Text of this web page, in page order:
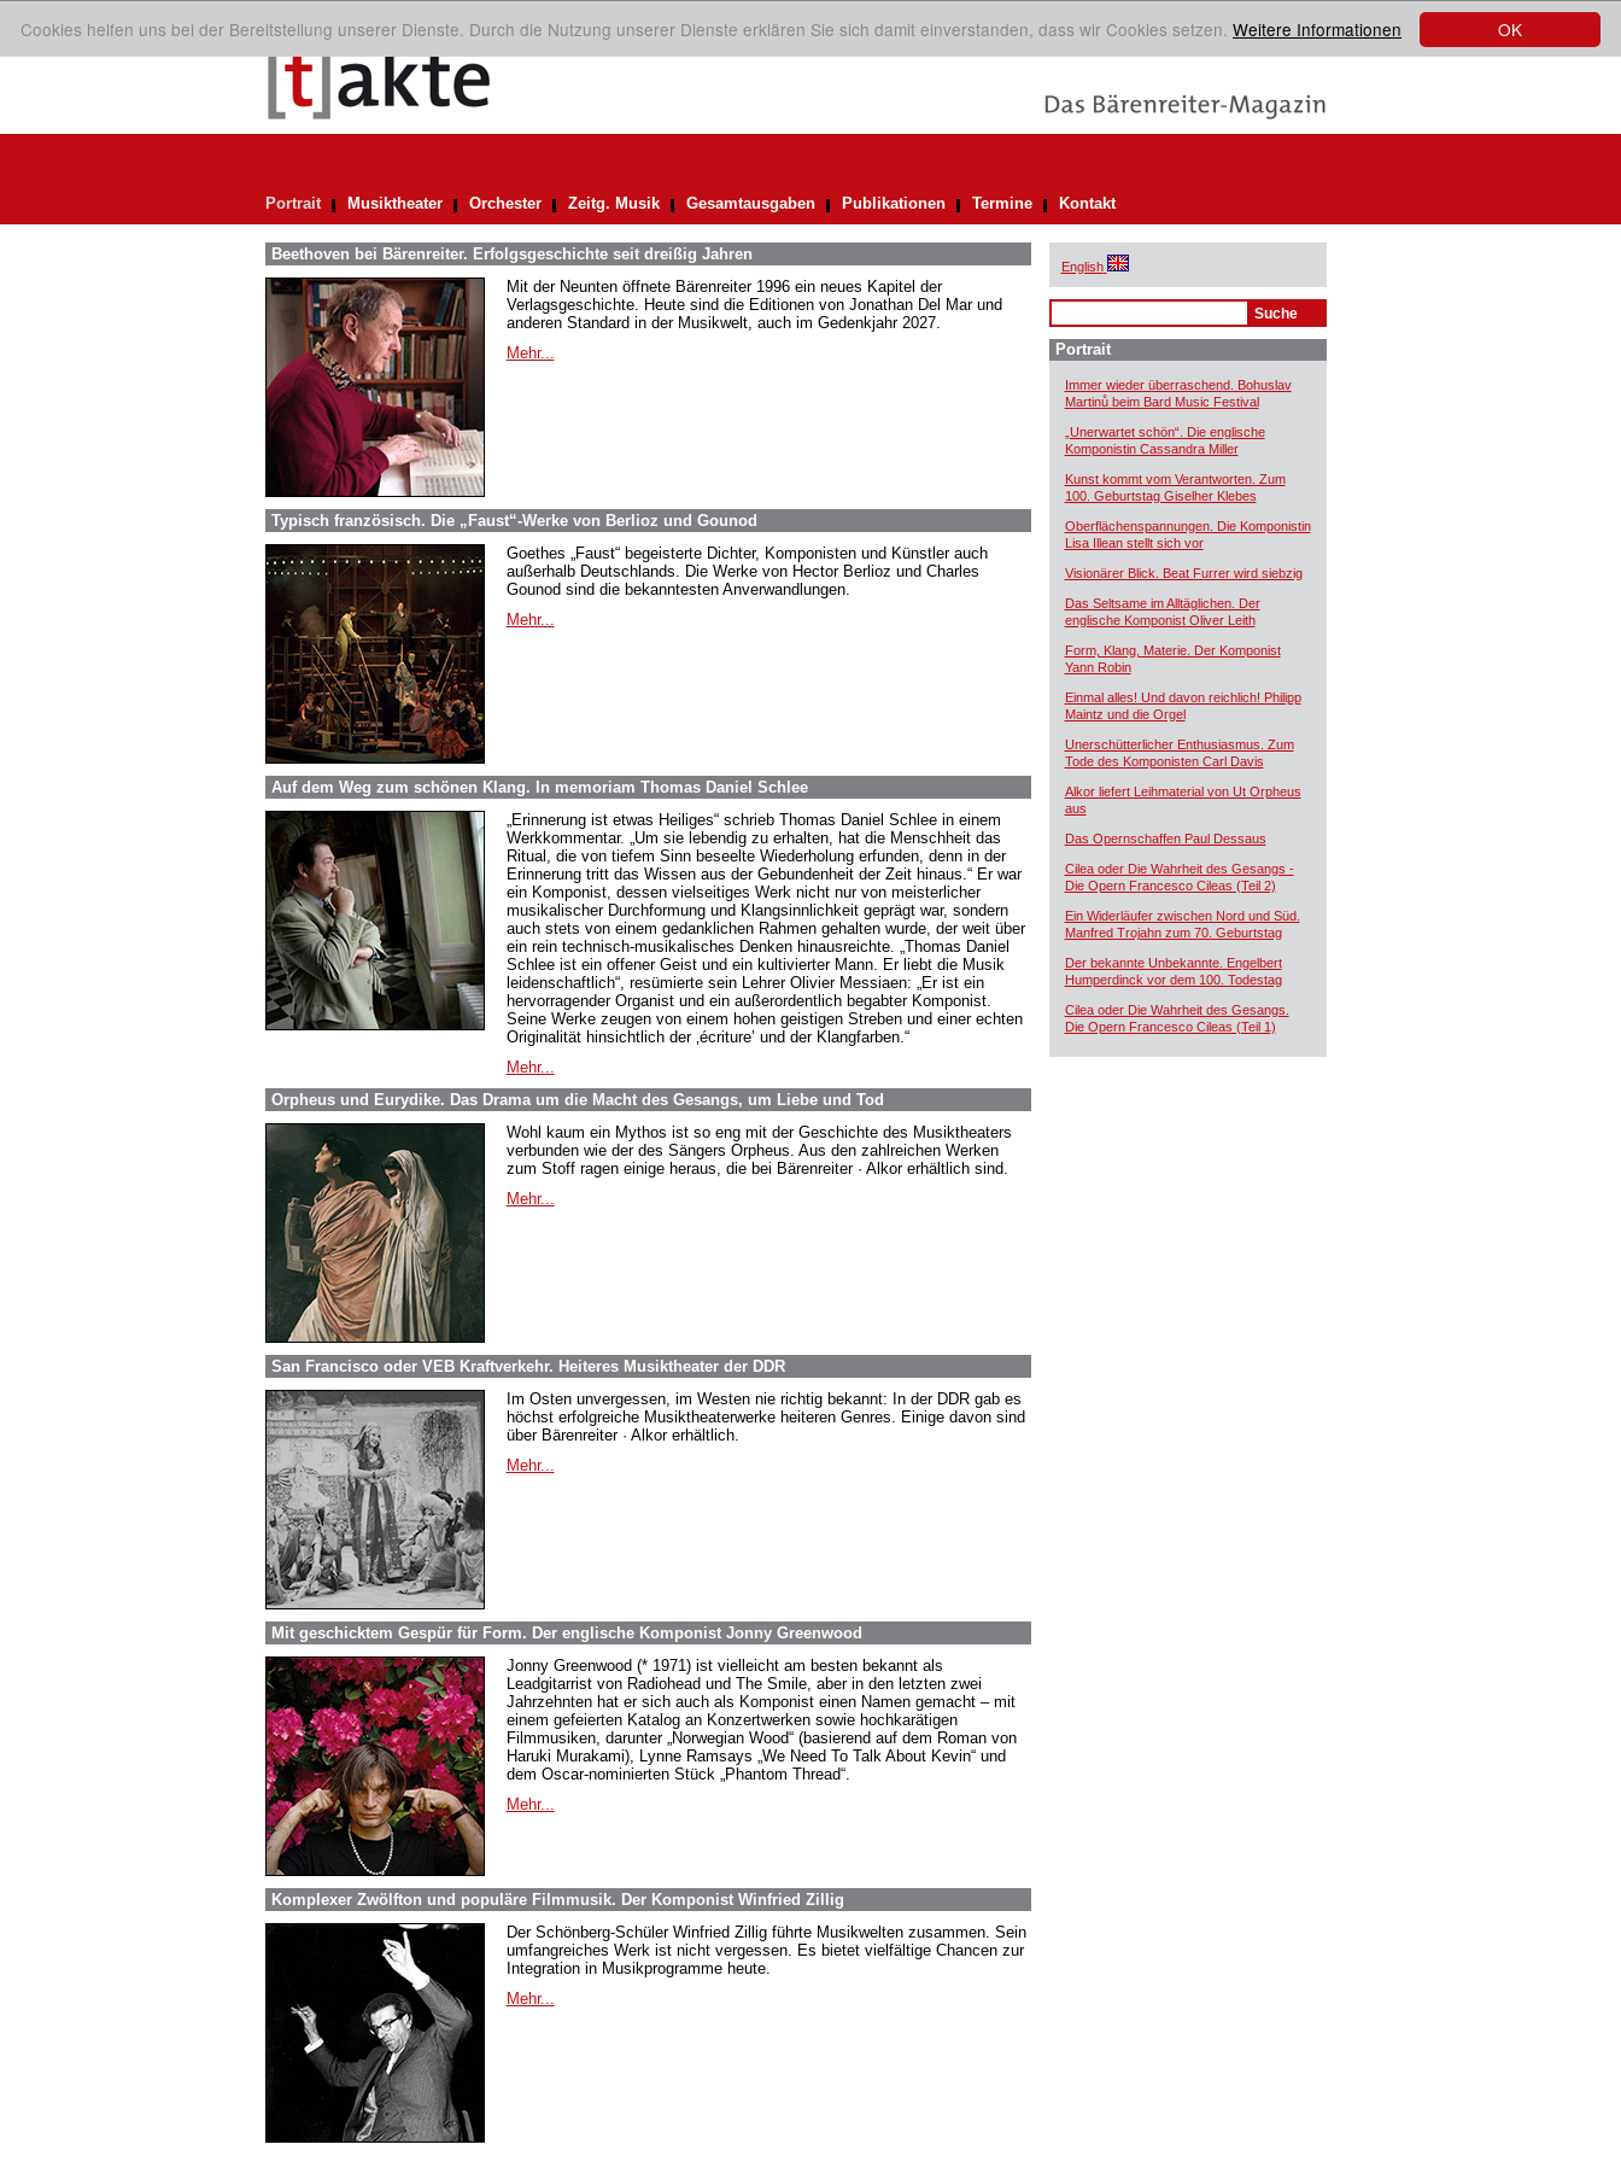
OK
Cookies helfen uns bei der Bereitstellung unserer Dienste. Durch die Nutzung unserer Dienste erklären Sie sich damit einverstanden, dass wir Cookies setzen. Weitere Informationen
Portrait Musiktheater Orchester Zeitg. Musik Gesamtausgaben Publikationen Termine Kontakt
Beethoven bei Bärenreiter. Erfolgsgeschichte seit dreißig Jahren
Mit der Neunten öffnete Bärenreiter 1996 ein neues Kapitel der
Verlagsgeschichte. Heute sind die Editionen von Jonathan Del Mar und
anderen Standard in der Musikwelt, auch im Gedenkjahr 2027.
Mehr...
Typisch französisch. Die „Faust“-Werke von Berlioz und Gounod
Goethes „Faust“ begeisterte Dichter, Komponisten und Künstler auch
außerhalb Deutschlands. Die Werke von Hector Berlioz und Charles
Gounod sind die bekanntesten Anverwandlungen.
Mehr...
Auf dem Weg zum schönen Klang. In memoriam Thomas Daniel Schlee
„Erinnerung ist etwas Heiliges“ schrieb Thomas Daniel Schlee in einem
Werkkommentar. „Um sie lebendig zu erhalten, hat die Menschheit das
Ritual, die von tiefem Sinn beseelte Wiederholung erfunden, denn in der
Erinnerung tritt das Wissen aus der Gebundenheit der Zeit hinaus.“ Er war
ein Komponist, dessen vielseitiges Werk nicht nur von meisterlicher
musikalischer Durchformung und Klangsinnlichkeit geprägt war, sondern
auch stets von einem gedanklichen Rahmen gehalten wurde, der weit über
ein rein technisch-musikalisches Denken hinausreichte. „Thomas Daniel
Schlee ist ein offener Geist und ein kultivierter Mann. Er liebt die Musik
leidenschaftlich“, resümierte sein Lehrer Olivier Messiaen: „Er ist ein
hervorragender Organist und ein außerordentlich begabter Komponist.
Seine Werke zeugen von einem hohen geistigen Streben und einer echten
Originalität hinsichtlich der ‚écriture’ und der Klangfarben.“
Mehr...
Orpheus und Eurydike. Das Drama um die Macht des Gesangs, um Liebe und Tod
Wohl kaum ein Mythos ist so eng mit der Geschichte des Musiktheaters
verbunden wie der des Sängers Orpheus. Aus den zahlreichen Werken
zum Stoff ragen einige heraus, die bei Bärenreiter · Alkor erhältlich sind.
Mehr...
San Francisco oder VEB Kraftverkehr. Heiteres Musiktheater der DDR
Im Osten unvergessen, im Westen nie richtig bekannt: In der DDR gab es
höchst erfolgreiche Musiktheaterwerke heiteren Genres. Einige davon sind
über Bärenreiter · Alkor erhältlich.
Mehr...
Mit geschicktem Gespür für Form. Der englische Komponist Jonny Greenwood
Jonny Greenwood (* 1971) ist vielleicht am besten bekannt als
Leadgitarrist von Radiohead und The Smile, aber in den letzten zwei
Jahrzehnten hat er sich auch als Komponist einen Namen gemacht – mit
einem gefeierten Katalog an Konzertwerken sowie hochkarätigen
Filmmusiken, darunter „Norwegian Wood“ (basierend auf dem Roman von
Haruki Murakami), Lynne Ramsays „We Need To Talk About Kevin“ und
dem Oscar-nominierten Stück „Phantom Thread“.
Mehr...
Komplexer Zwölfton und populäre Filmmusik. Der Komponist Winfried Zillig
Der Schönberg-Schüler Winfried Zillig führte Musikwelten zusammen. Sein
umfangreiches Werk ist nicht vergessen. Es bietet vielfältige Chancen zur
Integration in Musikprogramme heute.
Mehr...
English
Portrait
Immer wieder überraschend. Bohuslav
Martinů beim Bard Music Festival
„Unerwartet schön“. Die englische
Komponistin Cassandra Miller
Kunst kommt vom Verantworten. Zum
100. Geburtstag Giselher Klebes
Oberflächenspannungen. Die Komponistin
Lisa Illean stellt sich vor
Visionärer Blick. Beat Furrer wird siebzig
Das Seltsame im Alltäglichen. Der
englische Komponist Oliver Leith
Form, Klang, Materie. Der Komponist
Yann Robin
Einmal alles! Und davon reichlich! Philipp
Maintz und die Orgel
Unerschütterlicher Enthusiasmus. Zum
Tode des Komponisten Carl Davis
Alkor liefert Leihmaterial von Ut Orpheus
aus
Das Opernschaffen Paul Dessaus
Cilea oder Die Wahrheit des Gesangs -
Die Opern Francesco Cileas (Teil 2)
Ein Widerläufer zwischen Nord und Süd.
Manfred Trojahn zum 70. Geburtstag
Der bekannte Unbekannte. Engelbert
Humperdinck vor dem 100. Todestag
Cilea oder Die Wahrheit des Gesangs.
Die Opern Francesco Cileas (Teil 1)